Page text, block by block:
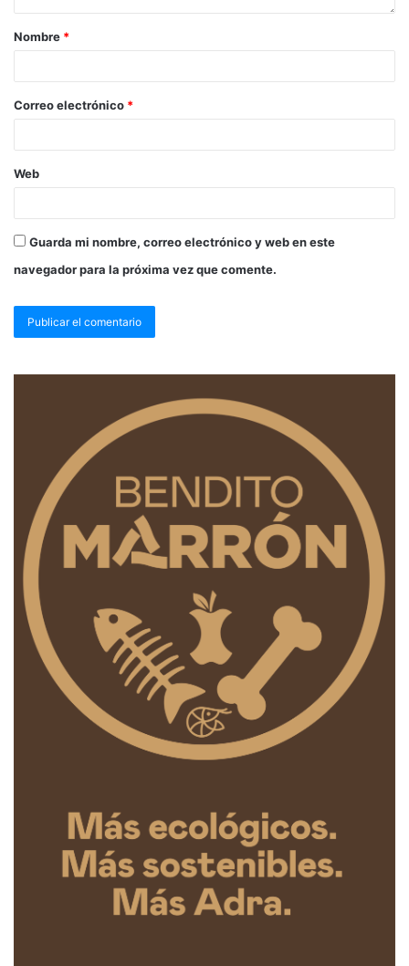
Nombre *
Correo electrónico *
Web
Guarda mi nombre, correo electrónico y web en este
navegador para la próxima vez que comente.